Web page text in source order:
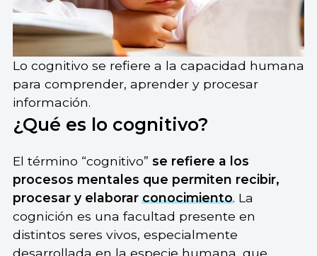
Lo cognitivo se refiere a la capacidad humana
para comprender, aprender y procesar
información.
¿Qué es lo cognitivo?
El término “cognitivo” se refiere a los
procesos mentales que permiten recibir,
procesar y elaborarconocimiento. La
cognición es una facultad presente en
distintos seres vivos, especialmente
desarrollada en la especie humana, que